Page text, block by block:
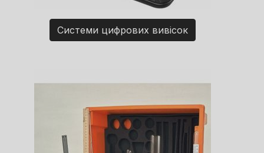
Системи цифрових вивісок